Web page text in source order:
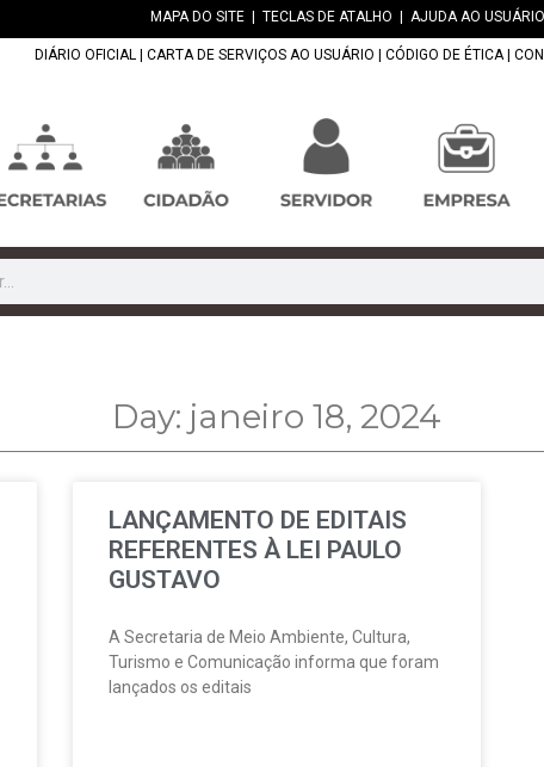
MAPA DO SITE TECLAS DE ATALHO AJUDA AO
DIÁRIO OFICIAL CARTA DE SERVIÇOS AO USUÁRIO CÓDIGO DE ÉTICA|
Day: janeiro 18, 2024
LANÇAMENTO DE EDITAIS
REFERENTES À LEI PAULO
GUSTAVO
A Secretaria de Meio Ambiente, Cultura,
Turismo e Comunicação informa que foram
lançados os editais